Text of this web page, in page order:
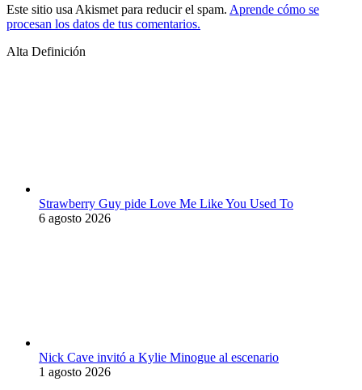
Este sitio usa Akismet para reducir el spam. Aprende cómo se
procesan los datos de tus comentarios.
Alta Definición
Strawberry Guy pide Love Me Like You Used To
6 agosto 2026
Nick Cave invitó a Kylie Minogue al escenario
1 agosto 2026